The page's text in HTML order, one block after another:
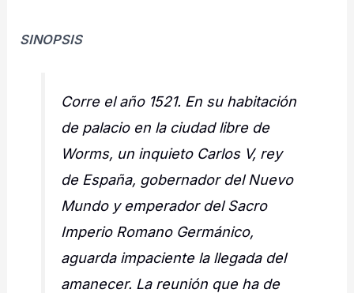
SINOPSIS
Corre el año 1521. En su habitación
de palacio en la ciudad libre de
Worms, un inquieto Carlos V, rey
de España, gobernador del Nuevo
Mundo y emperador del Sacro
Imperio Romano Germánico,
aguarda impaciente la llegada del
amanecer. La reunión que ha de